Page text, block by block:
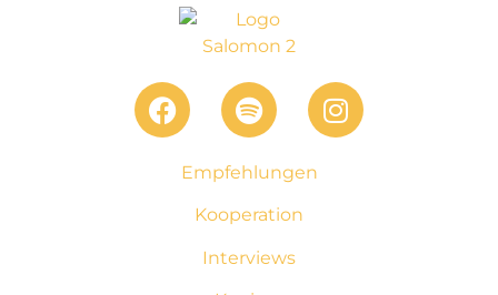
Empfehlungen
Kooperation
Interviews